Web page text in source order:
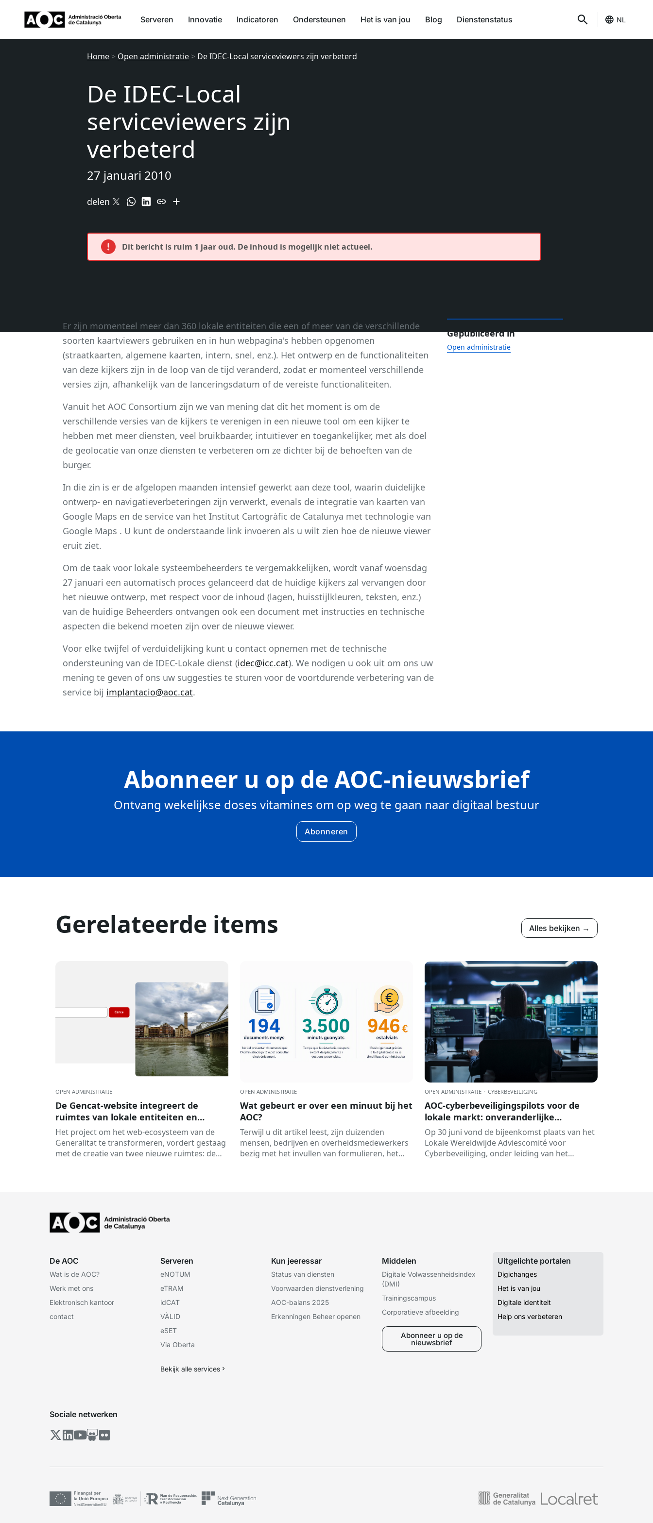
Serveren Innovatie Indicatoren Ondersteunen Het is van jou Blog Dienstenstatus NL
Home > Open administratie > De IDEC-Local serviceviewers zijn verbeterd
De IDEC-Local
serviceviewers zijn
verbeterd
27 januari 2010
delen
Dit bericht is ruim 1 jaar oud. De inhoud is mogelijk niet actueel.
Er zijn momenteel meer dan 360 lokale entiteiten die een of meer van de verschillende
soorten kaartviewers gebruiken en in hun webpagina's hebben opgenomen
(straatkaarten, algemene kaarten, intern, snel, enz.). Het ontwerp en de functionaliteiten
van deze kijkers zijn in de loop van de tijd veranderd, zodat er momenteel verschillende
versies zijn, afhankelijk van de lanceringsdatum of de vereiste functionaliteiten.
Vanuit het AOC Consortium zijn we van mening dat dit het moment is om de
verschillende versies van de kijkers te verenigen in een nieuwe tool om een ​​kijker te
hebben met meer diensten, veel bruikbaarder, intuïtiever en toegankelijker, met als doel
de geolocatie van onze diensten te verbeteren om ze dichter bij de behoeften van de
burger.
In die zin is er de afgelopen maanden intensief gewerkt aan deze tool, waarin duidelijke
ontwerp- en navigatieverbeteringen zijn verwerkt, evenals de integratie van kaarten van
Google Maps en de service van het Institut Cartogràfic de Catalunya met technologie van
Google Maps . U kunt de onderstaande link invoeren als u wilt zien hoe de nieuwe viewer
eruit ziet.
Om de taak voor lokale systeembeheerders te vergemakkelijken, wordt vanaf woensdag
27 januari een automatisch proces gelanceerd dat de huidige kijkers zal vervangen door
het nieuwe ontwerp, met respect voor de inhoud (lagen, huisstijlkleuren, teksten, enz.)
van de huidige Beheerders ontvangen ook een document met instructies en technische
aspecten die bekend moeten zijn over de nieuwe viewer.
Voor elke twijfel of verduidelijking kunt u contact opnemen met de technische
ondersteuning van de IDEC-Lokale dienst (idec@icc.cat). We nodigen u ook uit om ons uw
mening te geven of ons uw suggesties te sturen voor de voortdurende verbetering van de
service bij implantacio@aoc.cat.
Gepubliceerd in
Open administratie
Abonneer u op de AOC-nieuwsbrief
Ontvang wekelijkse doses vitamines om op weg te gaan naar digitaal bestuur
Abonneren
Gerelateerde items Alles bekijken →
OPEN ADMINISTRATIE
De Gencat-website integreert de
ruimtes van lokale entiteiten en
instanties.
Het project om het web-ecosysteem van de
Generalitat te transformeren, vordert gestaag
met de creatie van twee nieuwe ruimtes: de
OPEN ADMINISTRATIE
Wat gebeurt er over een minuut bij het
AOC?
Terwijl u dit artikel leest, zijn duizenden
mensen, bedrijven en overheidsmedewerkers
bezig met het invullen van formulieren, het
OPEN ADMINISTRATIE · CYBERBEVEILIGING
AOC-cyberbeveiligingspilots voor de
lokale markt: onveranderlijke
cloudback-up en meer.
Op 30 juni vond de bijeenkomst plaats van het
Lokale Wereldwijde Adviescomité voor
Cyberbeveiliging, onder leiding van het
De AOC
Wat is de AOC?
Werk met ons
Elektronisch kantoor
contact
Serveren
eNOTUM
eTRAM
idCAT
VÀLID
eSET
Via Oberta
Bekijk alle services
Kun jeeressar
Status van diensten
Voorwaarden dienstverlening
AOC-balans 2025
Erkenningen Beheer openen
Middelen
Digitale Volwassenheidsindex
(DMI)
Trainingscampus
Corporatieve afbeelding
Abonneer u op de
nieuwsbrief
Uitgelichte portalen
Digichanges
Het is van jou
Digitale identiteit
Help ons verbeteren
Sociale netwerken